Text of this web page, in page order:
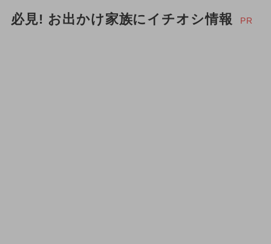
必見! お出かけ家族にイチオシ情報 PR